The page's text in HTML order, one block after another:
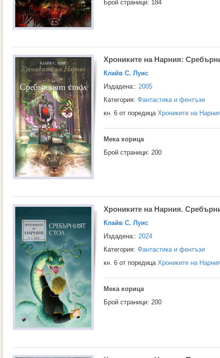
Брой страници: 184
Хрониките на Нарния:
Клайв С. Луис
Издадена:: 2005
Категория: Фантастика и фентъзи
кн. 6 от поредица Хрониките на
Мека корица
Брой страници: 200
Хрониките на Нарния.
Клайв С. Луис
Издадена:: 2024
Категория: Фантастика и фентъзи
кн. 6 от поредица Хрониките на
Мека корица
Брой страници: 200